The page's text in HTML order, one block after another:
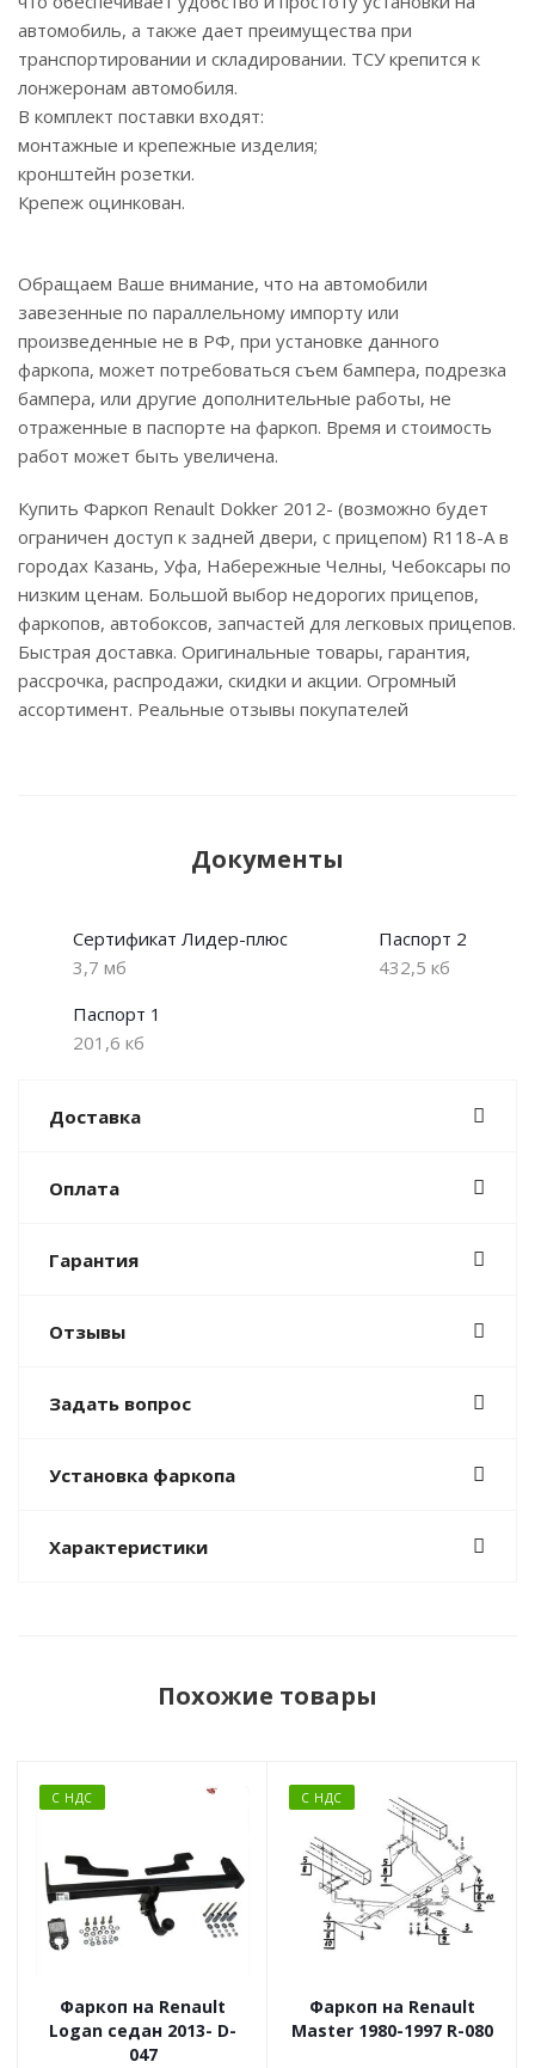
автомобиль, а также дает преимущества при
транспортировании и складировании. ТСУ крепится к
лонжеронам автомобиля.
В комплект поставки входят:
монтажные и крепежные изделия;
кронштейн розетки.
Крепеж оцинкован.
Обращаем Ваше внимание, что на автомобили
завезенные по параллельному импорту или
произведенные не в РФ, при установке данного
фаркопа, может потребоваться съем бампера, подрезка
бампера, или другие дополнительные работы, не
отраженные в паспорте на фаркоп. Время и стоимость
работ может быть увеличена.
Купить Фаркоп Renault Dokker 2012- (возможно будет
ограничен доступ к задней двери, с прицепом) R118-A в
городах Казань, Уфа, Набережные Челны, Чебоксары по
низким ценам. Большой выбор недорогих прицепов,
фаркопов, автобоксов, запчастей для легковых прицепов.
Быстрая доставка. Оригинальные товары, гарантия,
рассрочка, распродажи, скидки и акции. Огромный
ассортимент. Реальные отзывы покупателей
Документы
Сертификат Лидер-плюс
3,7 мб
Паспорт 2
432,5 кб
Паспорт 1
201,6 кб
Доставка
Оплата
Гарантия
Отзывы
Задать вопрос
Установка фаркопа
Характеристики
Похожие товары
С НДС
Фаркоп на Renault
Logan седан 2013- D-
047
С НДС
Фаркоп на Renault
Master 1980-1997 R-080